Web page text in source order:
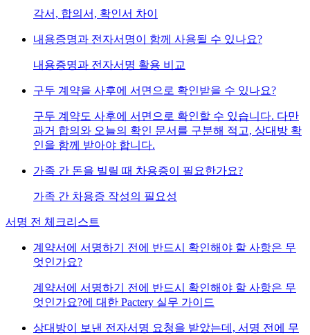
각서, 합의서, 확인서 차이
내용증명과 전자서명이 함께 사용될 수 있나요?
내용증명과 전자서명 활용 비교
구두 계약을 사후에 서면으로 확인받을 수 있나요?
구두 계약도 사후에 서면으로 확인할 수 있습니다. 다만
과거 합의와 오늘의 확인 문서를 구분해 적고, 상대방 확
인을 함께 받아야 합니다.
가족 간 돈을 빌릴 때 차용증이 필요한가요?
가족 간 차용증 작성의 필요성
서명 전 체크리스트
계약서에 서명하기 전에 반드시 확인해야 할 사항은 무
엇인가요?
계약서에 서명하기 전에 반드시 확인해야 할 사항은 무
엇인가요?에 대한 Pactery 실무 가이드
상대방이 보낸 전자서명 요청을 받았는데, 서명 전에 무